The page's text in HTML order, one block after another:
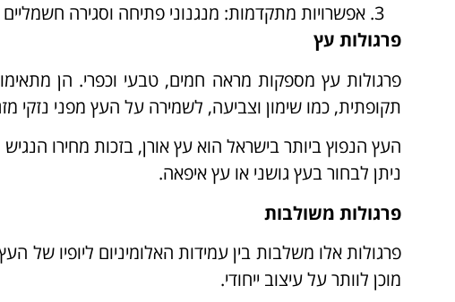
אפשרויות מתקדמות: מנגנוני פתיחה וסגירה
פרגולות עץ
פרגולות עץ מספקות מראה חמים, טבעי וכפרי. הן
תקופתית, כמו שימון וצביעה, לשמירה על העץ מפני נזקי
העץ הנפוץ ביותר בישראל הוא עץ אורן, בזכות מחירו
ניתן לבחור בעץ גושני או עץ איפאה.
פרגולות משולבות
פרגולות אלו משלבות בין עמידות האלומיניום ליופיו של
מוכן לוותר על עיצוב ייחודי.